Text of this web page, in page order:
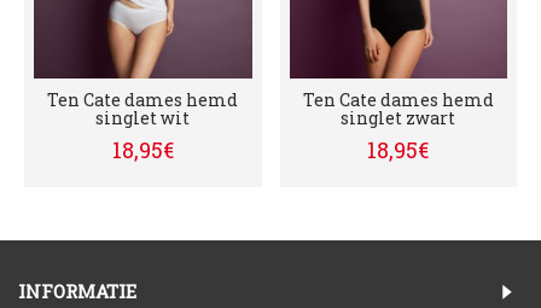
Ten Cate dames hemd
singlet wit
18,95€
Ten Cate dames hemd
singlet zwart
18,95€
INFORMATIE